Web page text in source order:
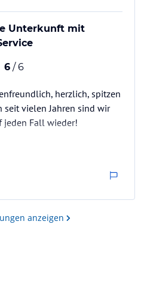
Unterkunft mit
6 / 6
herzlich, spitzen
seit vielen Jahren sind wir
jeden Fall wieder!
anzeigen